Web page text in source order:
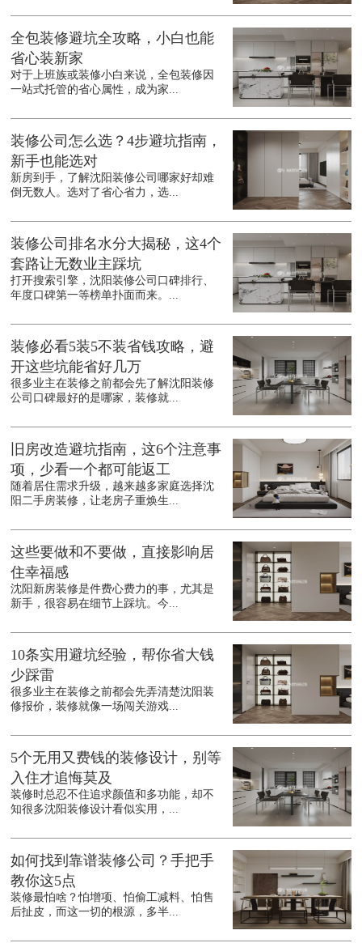
全包装修避坑全攻略，小白也能
省心装新家
对于上班族或装修小白来说，全包装修因
一站式托管的省心属性，成为家...
装修公司怎么选？4步避坑指南，
新手也能选对
新房到手，了解沈阳装修公司哪家好却难
倒无数人。选对了省心省力，选...
装修公司排名水分大揭秘，这4个
套路让无数业主踩坑
打开搜索引擎，沈阳装修公司口碑排行、
年度口碑第一等榜单扑面而来。...
装修必看5装5不装省钱攻略，避
开这些坑能省好几万
很多业主在装修之前都会先了解沈阳装修
公司口碑最好的是哪家，装修就...
旧房改造避坑指南，这6个注意事
项，少看一个都可能返工
随着居住需求升级，越来越多家庭选择沈
阳二手房装修，让老房子重焕生...
这些要做和不要做，直接影响居
住幸福感
沈阳新房装修是件费心费力的事，尤其是
新手，很容易在细节上踩坑。今...
10条实用避坑经验，帮你省大钱
少踩雷
很多业主在装修之前都会先弄清楚沈阳装
修报价，装修就像一场闯关游戏...
5个无用又费钱的装修设计，别等
入住才追悔莫及
装修时总忍不住追求颜值和多功能，却不
知很多沈阳装修设计看似实用，...
如何找到靠谱装修公司？手把手
教你这5点
装修最怕啥？怕增项、怕偷工减料、怕售
后扯皮，而这一切的根源，多半...